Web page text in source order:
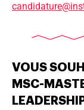
VOUS
MSC-